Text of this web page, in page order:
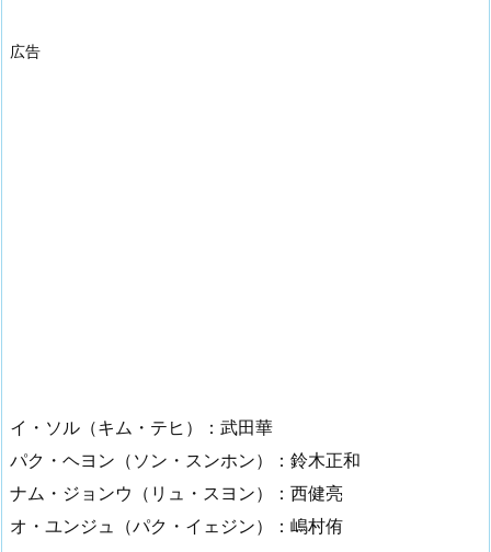
広告
イ・ソル（キム・テヒ）：武田華
パク・ヘヨン（ソン・スンホン）：鈴木正和
ナム・ジョンウ（リュ・スヨン）：西健亮
オ・ユンジュ（パク・イェジン）：嶋村侑